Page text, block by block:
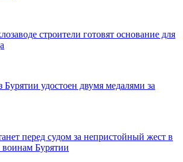
строители готовят основание для
Бурятии удостоен двумя медалями за
перед судом за непристойный жест в
воинам Бурятии